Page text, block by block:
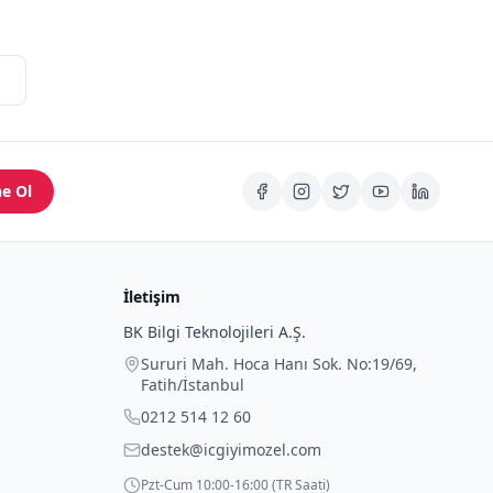
Ol
İletişim
BK Bilgi Teknolojileri A.Ş.
Sururi Mah. Hoca Hanı Sok. No:19/69,
Fatih/İstanbul
0212 514 12 60
destek@icgiyimozel.com
Pzt-Cum 10:00-16:00 (TR Saati)